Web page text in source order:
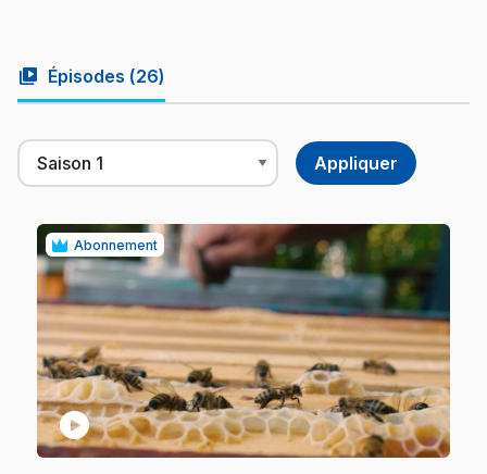
video_library Épisodes (26)
Abonnement
play_circle